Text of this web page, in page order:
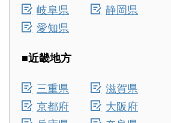
岐阜県
静岡県
愛知県
■近畿地方
三重県
滋賀県
京都府
大阪府